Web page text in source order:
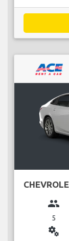
group
5
miscellaneous_services